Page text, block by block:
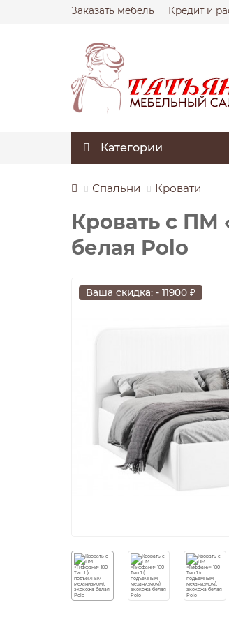
Заказать мебель Кредит и
Категории
Спальни Кровати
Кровать с ПМ
белая Polo
Ваша скидка: - 11900 ₽